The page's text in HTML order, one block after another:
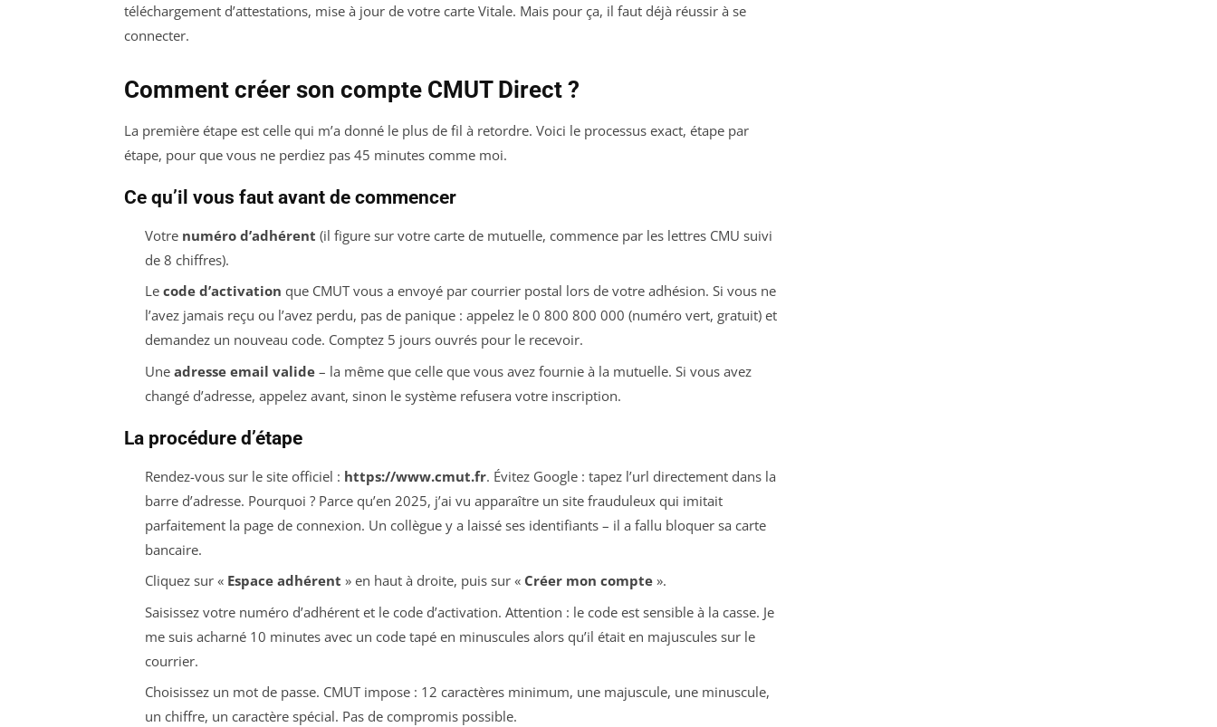
téléchargement d’attestations, mise à jour de votre carte Vitale. Mais pour ça, il faut déjà réussir à se
connecter.
Comment créer son compte CMUT Direct ?
La première étape est celle qui m’a donné le plus de fil à retordre. Voici le processus exact, étape par
étape, pour que vous ne perdiez pas 45 minutes comme moi.
Ce qu’il vous faut avant de commencer
Votre numéro d’adhérent (il figure sur votre carte de mutuelle, commence par les lettres CMU suivi
de 8 chiffres).
Le code d’activation que CMUT vous a envoyé par courrier postal lors de votre adhésion. Si vous ne
l’avez jamais reçu ou l’avez perdu, pas de panique : appelez le 0 800 800 000 (numéro vert, gratuit) et
demandez un nouveau code. Comptez 5 jours ouvrés pour le recevoir.
Une adresse email valide– la même que celle que vous avez fournie à la mutuelle. Si vous avez
changé d’adresse, appelez avant, sinon le système refusera votre inscription.
La procédure d’étape
Rendez-vous sur le site officiel : https://www.cmut.fr. Évitez Google : tapez l’url directement dans la
barre d’adresse. Pourquoi ? Parce qu’en 2025, j’ai vu apparaître un site frauduleux qui imitait
parfaitement la page de connexion. Un collègue y a laissé ses identifiants – il a fallu bloquer sa carte
bancaire.
Cliquez sur « Espace adhérent » en haut à droite, puis sur « Créer mon compte».
Saisissez votre numéro d’adhérent et le code d’activation. Attention : le code est sensible à la casse. Je
me suis acharné 10 minutes avec un code tapé en minuscules alors qu’il était en majuscules sur le
courrier.
Choisissez un mot de passe. CMUT impose : 12 caractères minimum, une majuscule, une minuscule,
un chiffre, un caractère spécial. Pas de compromis possible.